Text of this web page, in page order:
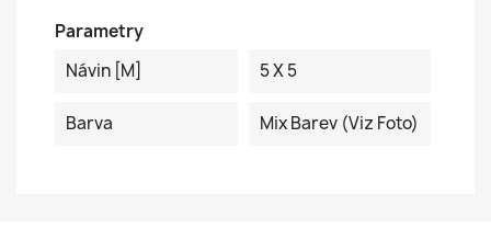
Parametry
Návin [m]
5 X 5
Barva Mix Barev (viz Foto)